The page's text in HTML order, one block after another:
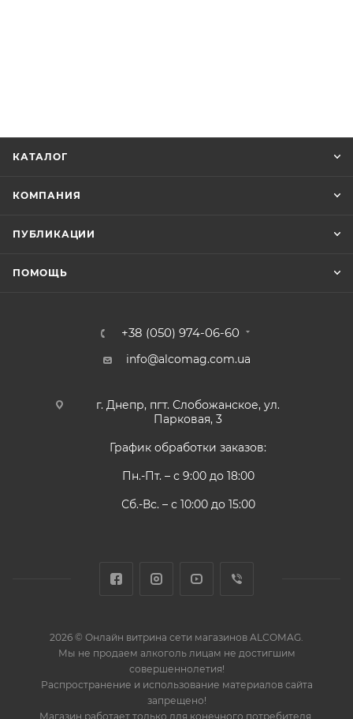
КАТАЛОГ
КОМПАНИЯ
ПУБЛИКАЦИИ
ПОМОЩЬ
+38 (050) 974-06-60
info@alcomag.com.ua
г. Днепр, пгт. Слобожанское, ул.
Парковая, 3
График обработки заказов:
Пн.-Пт. – с 9:00 до 18:00
Сб.-Вс. – с 10:00 до 15:00
2026 © Онлайн витрина сети магазинов ALCOMAG.
Мы не продаем алкоголь лицам не достигшим
совершеннолетия!
Распространение и использование материалов сайта
запрещено!
Магазин работает только для конечного потребителя,